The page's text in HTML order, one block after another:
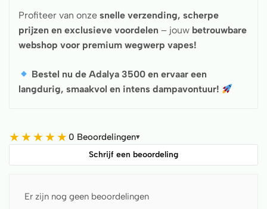
Profiteer van onze snelle verzending, scherpe
prijzen en exclusieve voordelen – jouw betrouwbare
webshop voor premium wegwerp vapes!
Bestel nu de Adalya 3500 en ervaar een
langdurig, smaakvol en intens dampavontuur!
★★★★★ 0 Beoordelingen▾
Schrijf een beoordeling
Er zijn nog geen beoordelingen